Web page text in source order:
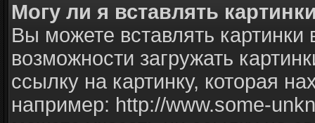
Могу ли я вставлять
Вы можете вставлять
возможности загружать
ссылку на картинку, которая
например: http://www.some-